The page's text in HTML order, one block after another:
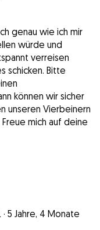
genau wie ich mir
würde und
verreisen
schicken. Bitte
können wir sicher
unseren Vierbeinern
mich auf deine
· 5 Jahre, 4 Monate